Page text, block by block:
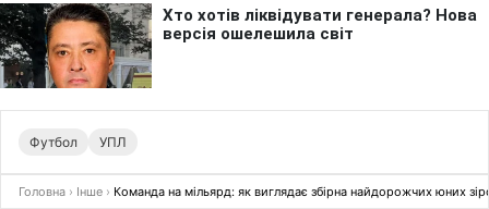
Футбол УПЛ
Головна › Інше › Команда на мільярд: як виглядає збірна найдорожчих юних